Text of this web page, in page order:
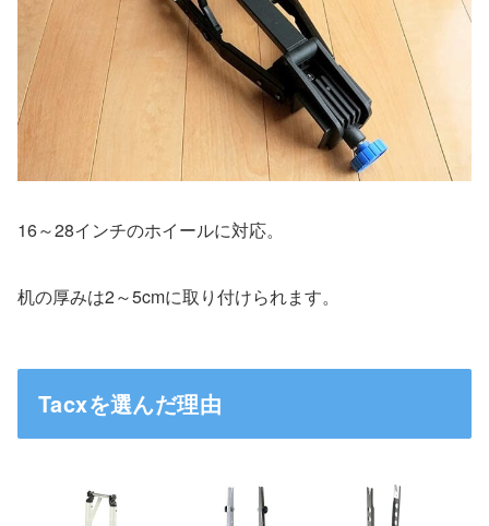
16～28インチのホイールに対応。
机の厚みは2～5cmに取り付けられます。
Tacxを選んだ理由